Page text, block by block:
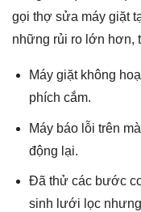
gọi thợ sửa máy giặt
những rủi ro lớn hơn,
Máy giặt không
phích cắm.
Máy báo lỗi trên
động lại.
Đã thử các bước
sinh lưới lọc